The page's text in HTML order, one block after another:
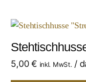
5,00€ inkl. MwSt. /